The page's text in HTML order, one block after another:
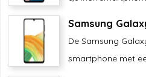
Samsung
De Samsung
smartphone met